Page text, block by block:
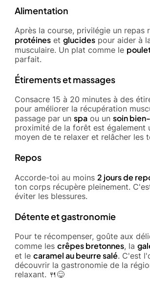
Alimentation
Après la course, privilégie un repas
protéines et glucides pour aider à
musculaire. Un plat comme le
parfait.
Étirements et massages
Consacre 15 à 20 minutes à des
pour améliorer la récupération
passage par un spa ou un soin
proximité de la forêt est également
moyen de te relaxer et relâcher les
Repos
Accorde-toi au moins 2 jours de
ton corps récupère pleinement.
éviter les blessures.
Détente et gastronomie
Pour te récompenser, goûte aux
comme les crêpes bretonnes, la
et le caramel au beurre salé. C'est
découvrir la gastronomie de la
relaxant. 🍴😋